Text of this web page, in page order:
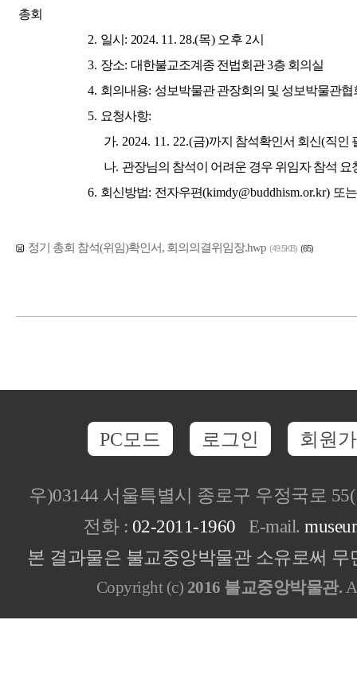
총회
2. 일시 : 2024. 11. 28.(목) 오후 2시
3. 장소: 대한불교조계종 전법회관3층 회의실
4. 회의내용: 성보박물관 관장회의 및 성보박물관협
5. 요청사항:
가. 2024. 11. 22.(금)까지 참석확인서 회신(직인
나. 관장님의 참석이 어려운 경우 위임자 참석 요
6. 회신방법: 전자우편(kimdy@buddhism.or.kr) 또
정기 총회 참석(위임)확인서, 회의의결위임장.hwp (49.5KB) (65)
PC모드 로그인 회원
우)03144 서울특별시 종로구 우정국로
전화 : 02-2011-1960 E-mail.
본 결과물은 불교중앙박물관 소유로써
Copyright (c) 2016 불교중앙박물관.